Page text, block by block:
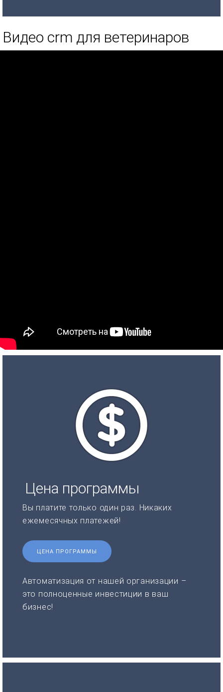
Видео crm для ветеринаров
Цена программы
Вы платите только один раз. Никаких
ежемесячных платежей!
ЦЕНА ПРОГРАММЫ
Автоматизация от нашей организации –
это полноценные инвестиции в ваш
бизнес!